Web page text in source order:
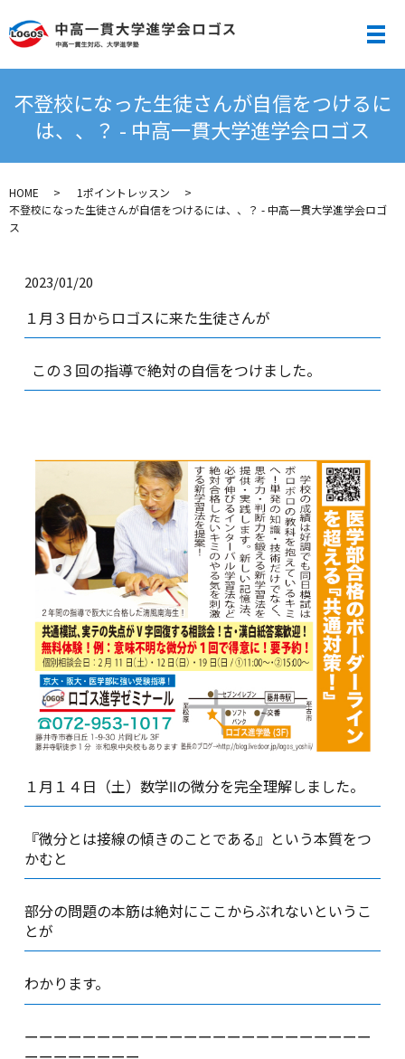
メ
不登校になった生徒さんが自信をつけるに
は、、？ - 中高一貫大学進学会ロゴス
HOME
1ポイントレッスン
不登校になった生徒さんが自信をつけるには、、？ - 中高一貫大学進学会ロゴ
ス
2023/01/20
１月３日からロゴスに来た生徒さんが
この３回の指導で絶対の自信をつけました。
１月１４日（土）数学Ⅱの微分を完全理解しました。
『微分とは接線の傾きのことである』という本質をつ
かむと
部分の問題の本筋は絶対にここからぶれないというこ
とが
わかります。
ーーーーーーーーーーーーーーーーーーーーーーーー